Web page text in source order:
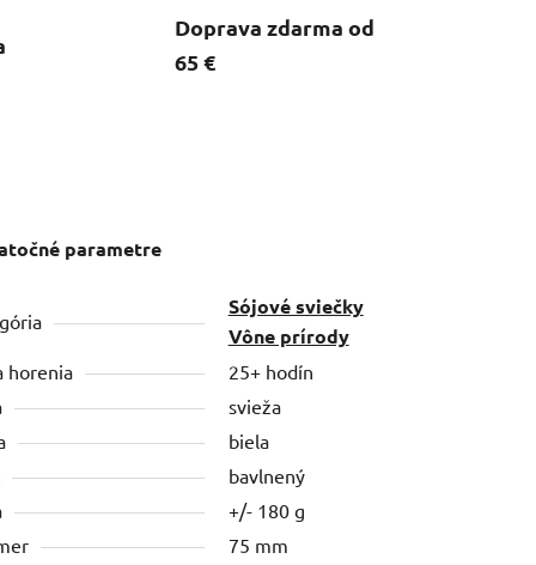
Doprava zdarma od
65 €
parametre
Sójové sviečky
Vône prírody
horenia
25+ hodín
svieža
biela
bavlnený
+/- 180 g
75 mm